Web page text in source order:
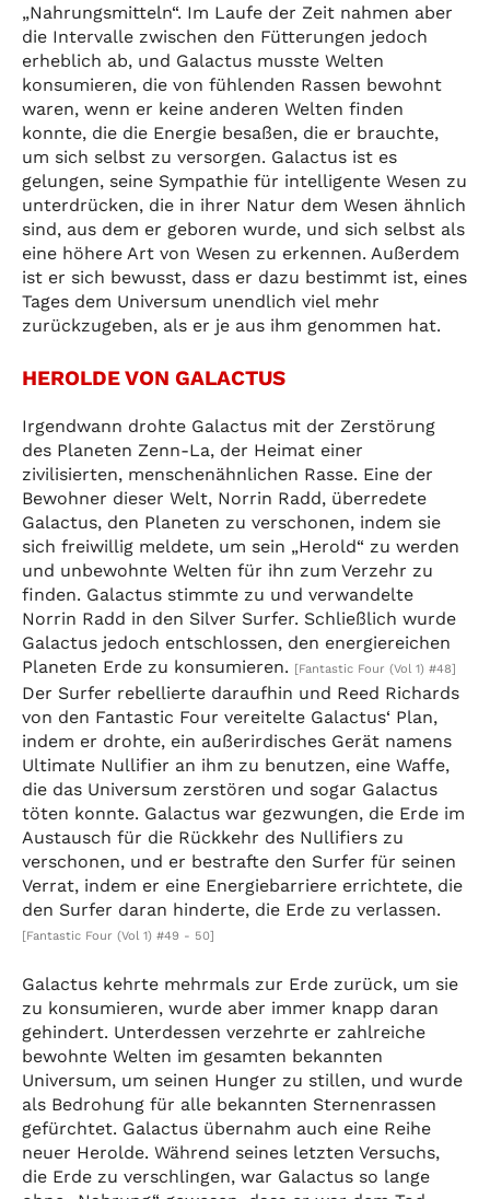
„Nahrungsmitteln“. Im Laufe der Zeit nahmen aber
die Intervalle zwischen den Fütterungen jedoch
erheblich ab, und Galactus musste Welten
konsumieren, die von fühlenden Rassen bewohnt
waren, wenn er keine anderen Welten finden
konnte, die die Energie besaßen, die er brauchte,
um sich selbst zu versorgen. Galactus ist es
gelungen, seine Sympathie für intelligente Wesen zu
unterdrücken, die in ihrer Natur dem Wesen ähnlich
sind, aus dem er geboren wurde, und sich selbst als
eine höhere Art von Wesen zu erkennen. Außerdem
ist er sich bewusst, dass er dazu bestimmt ist, eines
Tages dem Universum unendlich viel mehr
zurückzugeben, als er je aus ihm genommen hat.
HEROLDE VON GALACTUS
Irgendwann drohte Galactus mit der Zerstörung
des Planeten Zenn-La, der Heimat einer
zivilisierten, menschenähnlichen Rasse. Eine der
Bewohner dieser Welt, Norrin Radd, überredete
Galactus, den Planeten zu verschonen, indem sie
sich freiwillig meldete, um sein „Herold“ zu werden
und unbewohnte Welten für ihn zum Verzehr zu
finden. Galactus stimmte zu und verwandelte
Norrin Radd in den Silver Surfer. Schließlich wurde
Galactus jedoch entschlossen, den energiereichen
Planeten Erde zu konsumieren. [Fantastic Four (Vol 1) #48]
Der Surfer rebellierte daraufhin und Reed Richards
von den Fantastic Four vereitelte Galactus‘ Plan,
indem er drohte, ein außerirdisches Gerät namens
Ultimate Nullifier an ihm zu benutzen, eine Waffe,
die das Universum zerstören und sogar Galactus
töten konnte. Galactus war gezwungen, die Erde im
Austausch für die Rückkehr des Nullifiers zu
verschonen, und er bestrafte den Surfer für seinen
Verrat, indem er eine Energiebarriere errichtete, die
den Surfer daran hinderte, die Erde zu verlassen.
[Fantastic Four (Vol 1) #49 - 50]
Galactus kehrte mehrmals zur Erde zurück, um sie
zu konsumieren, wurde aber immer knapp daran
gehindert. Unterdessen verzehrte er zahlreiche
bewohnte Welten im gesamten bekannten
Universum, um seinen Hunger zu stillen, und wurde
als Bedrohung für alle bekannten Sternenrassen
gefürchtet. Galactus übernahm auch eine Reihe
neuer Herolde. Während seines letzten Versuchs,
die Erde zu verschlingen, war Galactus so lange